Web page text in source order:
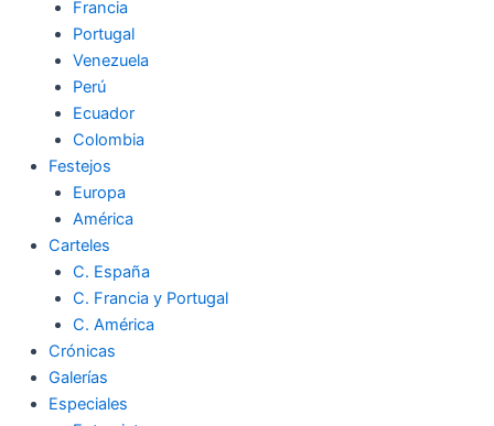
Francia
Portugal
Venezuela
Perú
Ecuador
Colombia
Festejos
Europa
América
Carteles
C. España
C. Francia y Portugal
C. América
Crónicas
Galerías
Especiales